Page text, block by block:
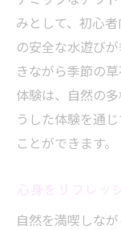
みとして、初心
の安全な水遊び
きながら季節の
体験は、自然の
うした体験を通
ことができます。
自然を満喫しな